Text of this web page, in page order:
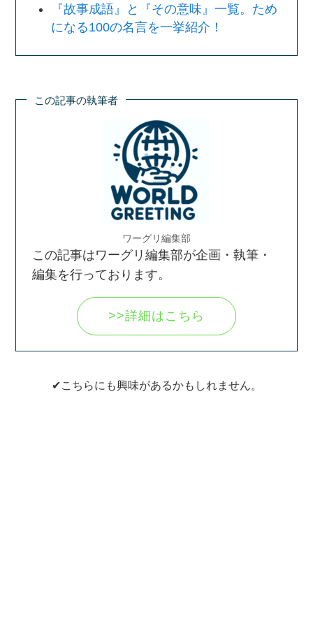
『故事成語』と『その意味』一覧。ため
になる100の名言を一挙紹介！
この記事の執筆者
ワーグリ編集部
この記事はワーグリ編集部が企画・執筆・
編集を行っております。
>>詳細はこちら
✔こちらにも興味があるかもしれません。